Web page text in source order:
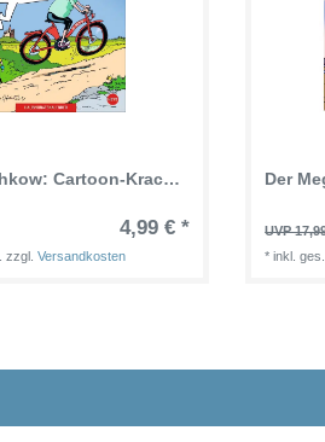
Peter Butschkow: Cartoon-Kracher Halbmonatskalender 2025
4,99 € *
zzgl.Versandkosten
UVP
*inkl.